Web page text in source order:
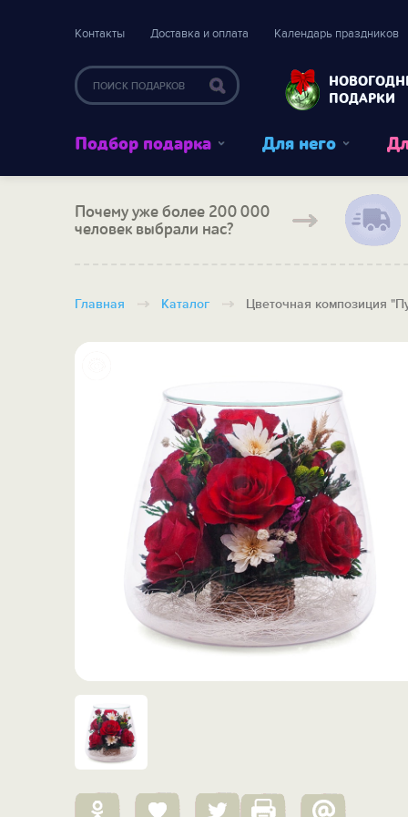
Контакты Доставка и оплата Календарь праздников
ПОДАРКИ
Подбор подарка Для него
Почему уже более 200 000
человек выбрали нас?
Главная Каталог Цветочная композиция